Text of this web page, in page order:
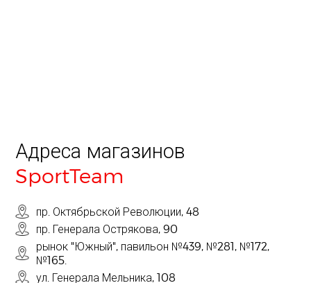
Адреса магазинов
SportTeam
пр. Октябрьской Революции, 48
пр. Генерала Острякова, 90
рынок "Южный", павильон №439, №281, №172,
№165.
ул. Генерала Мельника, 108